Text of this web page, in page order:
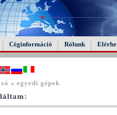
Céginformáció Rólunk
« egyedi gépek